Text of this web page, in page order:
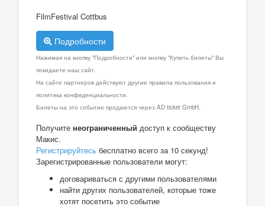
FilmFestival Cottbus
Подробности
Нажимая на кнопку "Подробности" или кнопку "Купить билеты" Вы
покидаете наш сайт.
На сайте партнеров действуют другие правила пользования и
политика конфиденциальности.
Билеты на это событие продаются через AD ticket GmbH.
Получите неограниченный доступ к сообществу
Макис.
Регистрируйтесь бесплатно всего за 10 секунд!
Зарегистрированные пользователи могут:
договариваться с другими пользователями
найти других пользователей, которые тоже
хотят посетить это событие